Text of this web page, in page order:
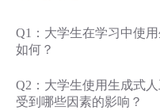
Q1：大学生在学习中使
如何？
Q2：大学生使用生成式
受到哪些因素的影响？